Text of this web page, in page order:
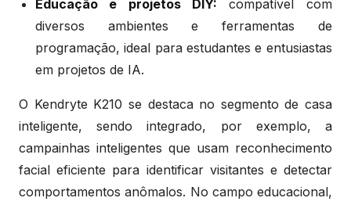
Educação e projetos DIY: compatível com
diversos ambientes e ferramentas de
programação, ideal para estudantes e entusiastas
em projetos de IA.
O Kendryte K210 se destaca no segmento de casa
inteligente, sendo integrado, por exemplo, a
campainhas inteligentes que usam reconhecimento
facial eficiente para identificar visitantes e detectar
comportamentos anômalos. No campo educacional,